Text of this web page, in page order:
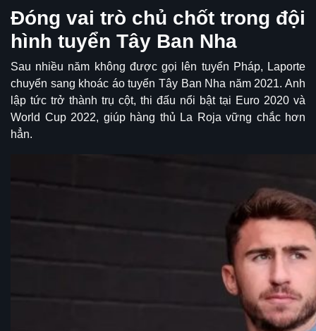
Đóng vai trò chủ chốt trong đội
hình tuyển Tây Ban Nha
Sau nhiều năm không được gọi lên tuyển Pháp, Laporte
chuyển sang khoác áo tuyển Tây Ban Nha năm 2021. Anh
lập tức trở thành trụ cột, thi đấu nổi bật tại Euro 2020 và
World Cup 2022, giúp hàng thủ La Roja vững chắc hơn
hẳn.